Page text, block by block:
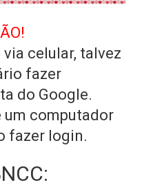
celular, talvez
fazer
do Google.
um computador
fazer login.